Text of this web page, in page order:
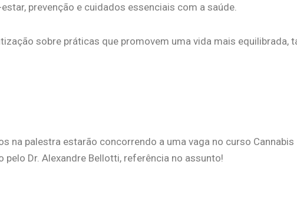
prevenção e cuidados essenciais com a saúde.
sobre práticas que promovem uma vida mais equilibrada,
na palestra estarão concorrendo a uma vaga no curso
pelo Dr. Alexandre Bellotti, referência no assunto!